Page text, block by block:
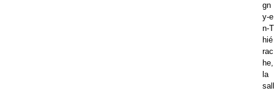
gn
y-e
n-T
hié
rac
he,
la
sall